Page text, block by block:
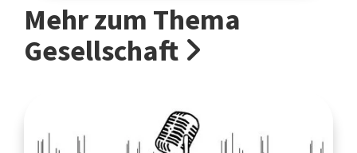
Mehr zum Thema
Gesellschaft